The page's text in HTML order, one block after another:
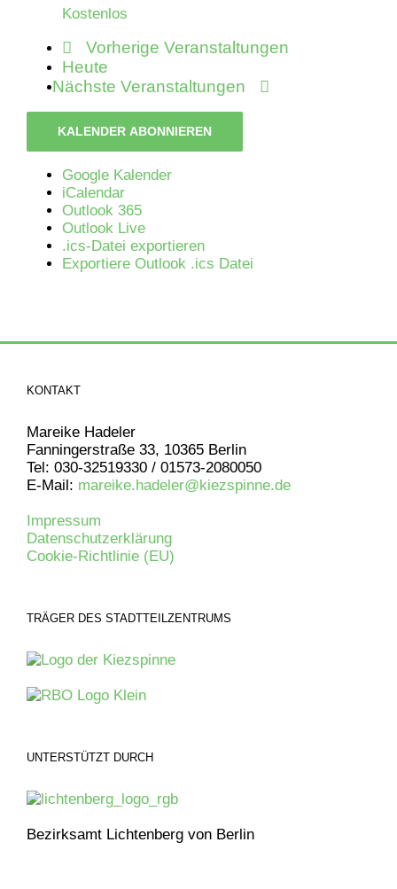
Kostenlos
VorherigeVeranstaltungen
Heute
Nächste Veranstaltungen
KALENDER ABONNIEREN
Google Kalender
iCalendar
Outlook 365
Outlook Live
.ics-Datei exportieren
Exportiere Outlook .ics Datei
KONTAKT
Mareike Hadeler
Fanningerstraße 33, 10365 Berlin
Tel: 030-32519330 / 01573-2080050
E-Mail: mareike.hadeler@kiezspinne.de
Impressum
Datenschutzerklärung
Cookie-Richtlinie (EU)
TRÄGER DES STADTTEILZENTRUMS
UNTERSTÜTZT DURCH
Bezirksamt Lichtenberg von Berlin